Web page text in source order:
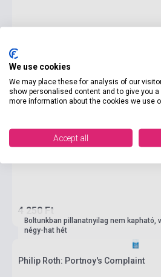
4 250 Ft
Boltunkban pillanatnyilag nem kapható,
négy-hat hét
Philip Roth: Portnoy's Complaint
We use cookies
We may place these for analysis of our
show personalised content and to give you
more information about the cookies we use
Accept all